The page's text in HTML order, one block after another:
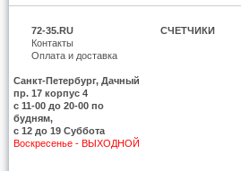
72-35.RU
Контакты
Оплата и доставка
Санкт-Петербург, Дачный
пр. 17 корпус 4
c 11-00 до 20-00 по
будням,
с 12 до 19 Суббота
Воскресенье - ВЫХОДНОЙ
СЧЕТЧИКИ